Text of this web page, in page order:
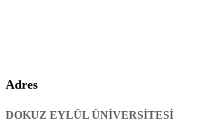
Adres
DOKUZ EYLÜL ÜNİVERSİTESİ